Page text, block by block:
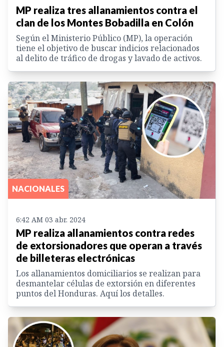
MP realiza tres allanamientos contra el
clan de los Montes Bobadilla en Colón
Según el Ministerio Público (MP), la operación
tiene el objetivo de buscar indicios relacionados
al delito de tráfico de drogas y lavado de activos.
NACIONALES
6:42 AM 03 abr. 2024
MP realiza allanamientos contra redes
de extorsionadores que operan a través
de billeteras electrónicas
Los allanamientos domiciliarios se realizan para
desmantelar células de extorsión en diferentes
puntos del Honduras. Aquí los detalles.